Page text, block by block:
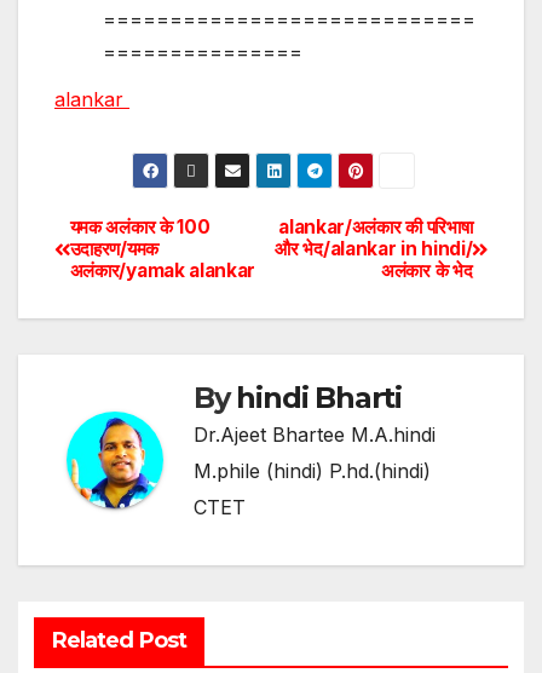
============================
===============
alankar
alankar/अलंकार की परिभाषा
और भेद/alankar in hindi/
अलंकार के भेद
यमक अलंकार के 100
उदाहरण/यमक
अलंकार/yamak alankar
Byhindi Bharti
Dr.Ajeet Bhartee M.A.hindi
M.phile (hindi) P.hd.(hindi)
CTET
Related Post